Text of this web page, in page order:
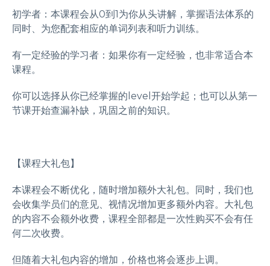
初学者：本课程会从0到1为你从头讲解，掌握语法体系的
同时、为您配套相应的单词列表和听力训练。
有一定经验的学习者：如果你有一定经验，也非常适合本
课程。
你可以选择从你已经掌握的level开始学起；也可以从第一
节课开始查漏补缺，巩固之前的知识。
【课程大礼包】
本课程会不断优化，随时增加额外大礼包。同时，我们也
会收集学员们的意见、视情况增加更多额外内容。大礼包
的内容不会额外收费，课程全部都是一次性购买不会有任
何二次收费。
但随着大礼包内容的增加，价格也将会逐步上调。